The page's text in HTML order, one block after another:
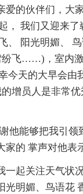
爱的伙伴们，大
， 我们又迎来
、 阳光明媚、
纷飞……)，室内
今天的大早会由
增员人是非常优
他能够把我引领
家的 掌声对他表
一起关注天气
光明媚、鸟语